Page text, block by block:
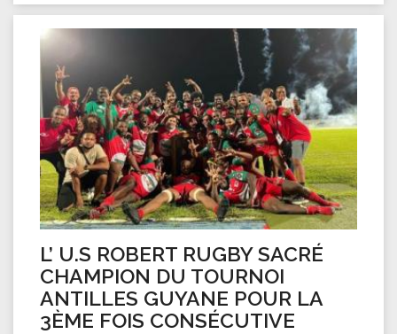
L’ U.S ROBERT RUGBY SACRÉ
CHAMPION DU TOURNOI
ANTILLES GUYANE POUR LA
3ÈME FOIS CONSÉCUTIVE